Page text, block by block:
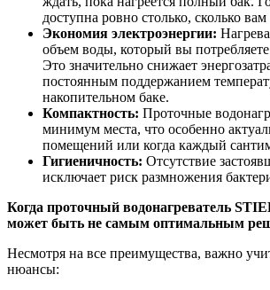
доступна ровно столько, сколько
Экономия электроэнергии:
объем воды, который вы
Это значительно снижает
постоянным поддержанием
накопительном баке.
Компактность: Проточные
минимум места, что особенно
помещений или когда каждый
Гигиеничность: Отсутствие
исключает риск размножения
Когда проточный водонагреватель
может быть не самым оптимальным
Несмотря на все преимущества, важно
нюансы: